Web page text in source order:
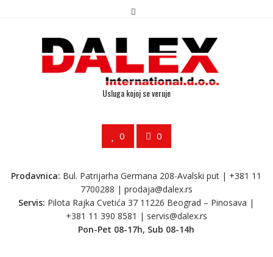
Usluga kojoj se veruje
0 0
Prodavnica: Bul. Patrijarha Germana 208-Avalski put | +381 11
7700288 | prodaja@dalex.rs
Servis: Pilota Rajka Cvetića 37 11226 Beograd – Pinosava |
+381 11 390 8581 | servis@dalex.rs
Pon-Pet 08-17h, Sub 08-14h